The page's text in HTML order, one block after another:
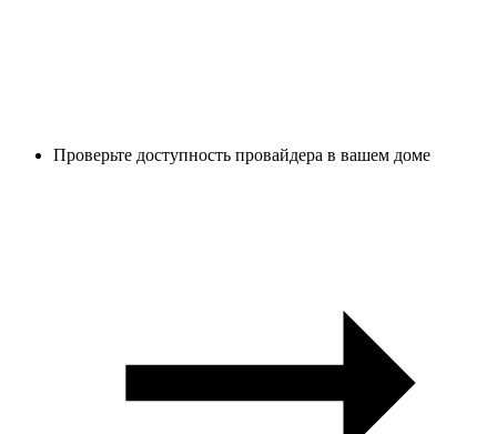
Проверьте доступность провайдера в вашем доме